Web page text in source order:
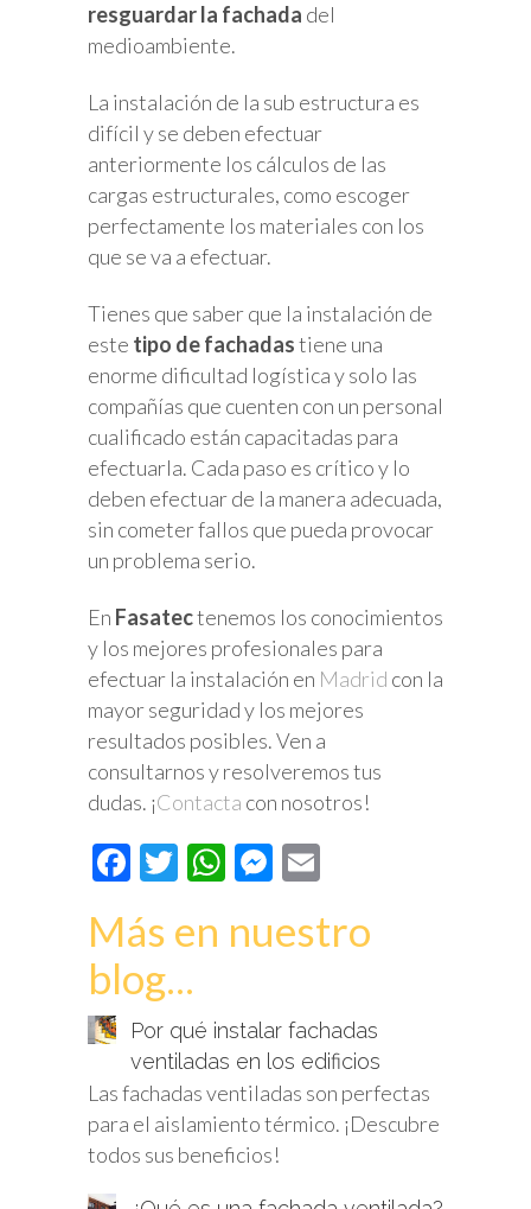
resguardar la fachada del
medioambiente.
La instalación de la sub estructura es
difícil y se deben efectuar
anteriormente los cálculos de las
cargas estructurales, como escoger
perfectamente los materiales con los
que se va a efectuar.
Tienes que saber que la instalación de
este tipo de fachadastiene una
enorme dificultad logística y solo las
compañías que cuenten con un personal
cualificado están capacitadas para
efectuarla. Cada paso es crítico y lo
deben efectuar de la manera adecuada,
sin cometer fallos que pueda provocar
un problema serio.
En Fasatectenemos los conocimientos
y los mejores profesionales para
efectuar la instalación en Madrid con la
mayor seguridad y los mejores
resultados posibles. Ven a
consultarnos y resolveremos tus
dudas. ¡Contacta con nosotros!
Facebook
Twitter
WhatsApp
Messenger
Más en nuestro
blog...
Por qué instalar fachadas
ventiladas en los edificios
Las fachadas ventiladas son perfectas
para el aislamiento térmico. ¡Descubre
todos sus beneficios!